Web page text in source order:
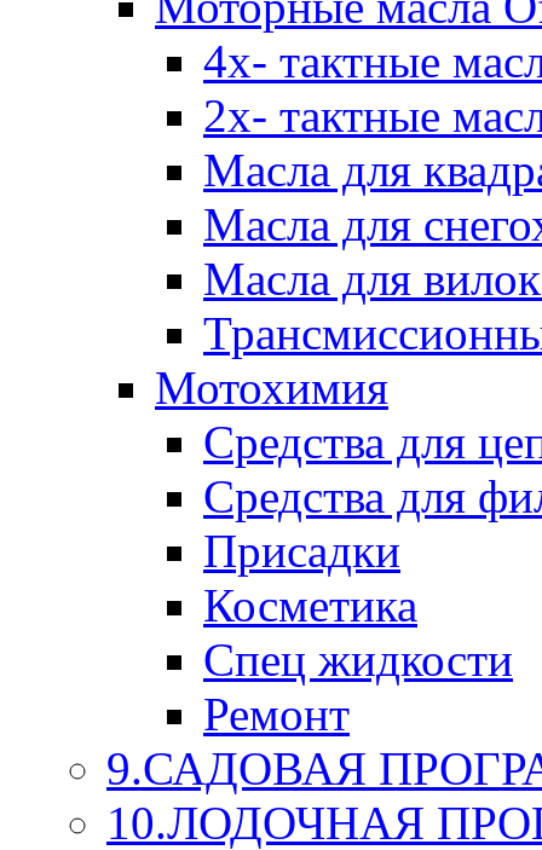
4х- тактные
2х- тактные
Масла для
Масла для
Масла для
Мотохимия
Средства для
Средства для
Присадки
Косметика
Спец жидкости
Ремонт
9.САДОВАЯ
10.ЛОДОЧНАЯ